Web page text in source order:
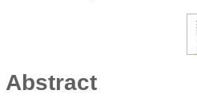
Abstract